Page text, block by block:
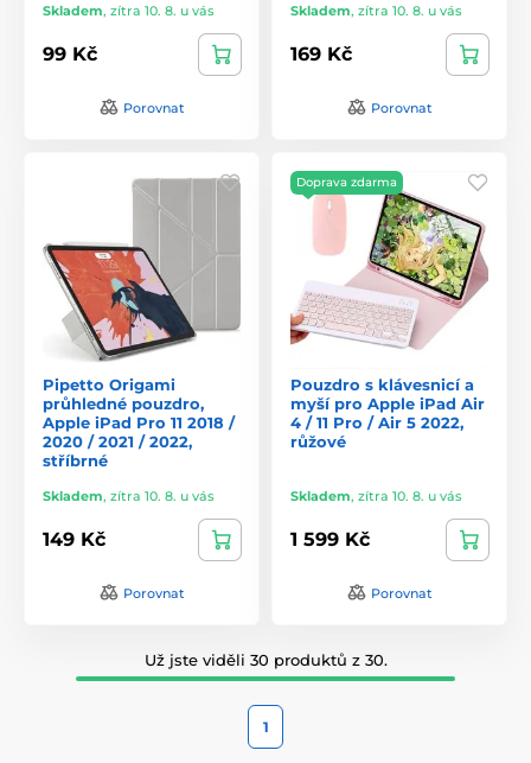
Skladem, zítra 10. 8. u vás
99 Kč
Porovnat
Skladem, zítra 10. 8. u vás
169 Kč
Porovnat
Pipetto Origami
průhledné pouzdro,
Apple iPad Pro 11 2018 /
2020 / 2021 / 2022,
stříbrné
Skladem, zítra 10. 8. u vás
149 Kč
Porovnat
Doprava zdarma
Pouzdro s klávesnicí a
myší pro Apple iPad Air
4 / 11 Pro / Air 5 2022,
růžové
Skladem, zítra 10. 8. u vás
1 599 Kč
Porovnat
Už jste viděli 30 produktů z 30.
1